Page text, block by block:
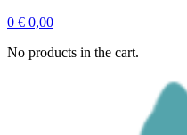
0 € 0,00
No products in the cart.